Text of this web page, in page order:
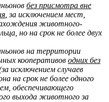
без присмотра вне
, за исключением мест,
животного-
но на срок не более двух
на территории
кооперативов одних без
исключением случаев
на срок не более одного
обеспечивающего
выхода животного за